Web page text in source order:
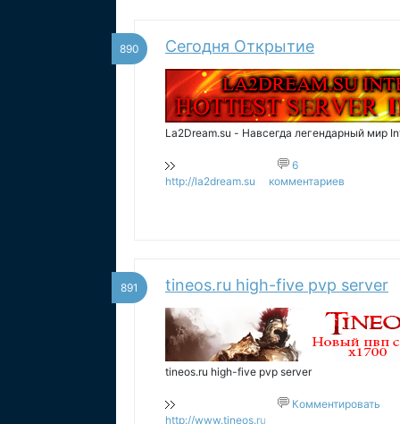
890 Сегодня Открытие
La2Dream.su - Навсегда легендарный мир
http://la2dream.su
6
комментариев
891 tineos.ru high-five pvp server
tineos.ru high-five pvp server
http://www.tineos.ru
Комментировать